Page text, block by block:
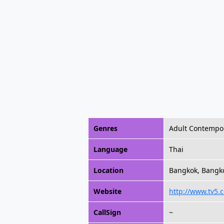
Genres Adult
Language Thai
Location Bangkok,
Website http://
CallSign ~